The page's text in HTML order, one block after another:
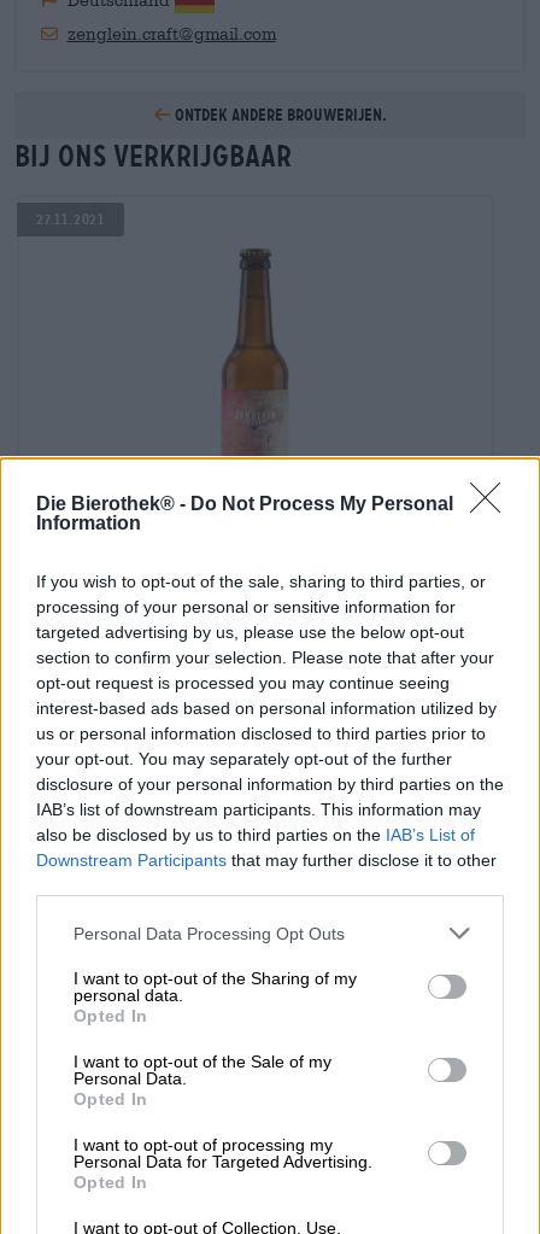
Die Bierothek® - Do Not Process My Personal
Information
If you wish to opt-out of the sale, sharing to third parties, or
processing of your personal or sensitive information for
targeted advertising by us, please use the below opt-out
section to confirm your selection. Please note that after your
opt-out request is processed you may continue seeing
interest-based ads based on personal information utilized by
us or personal information disclosed to third parties prior to
your opt-out. You may separately opt-out of the further
disclosure of your personal information by third parties on the
IAB’s list of downstream participants. This information may
also be disclosed by us to third parties on the IAB’s List of
Downstream Participants that may further disclose it to other
Personal Data Processing Opt Outs
I want to opt-out of the Sharing of my
personal data.
Opted In
I want to opt-out of the Sale of my
Personal Data.
Opted In
I want to opt-out of processing my
Personal Data for Targeted Advertising.
Opted In
I want to opt-out of Collection, Use,
zenglein.craft@gmail.com
Ontdek andere brouwerijen.
Bij ons verkrijgbaar
27.11.2021
have you ever
Zenglein Craft
€ 3,19
MEHRWEG
0,33 L Fles - € 9,67 / LTR
Uitverkocht
1
Spring aan boord!
Werken bij de Bierothek
Maatschappelijke betrokkenheid